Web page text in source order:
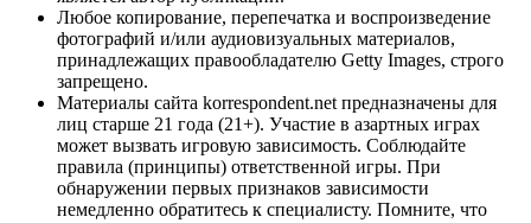
Любое копирование, перепечатка и воспроизведение
фотографий и/или аудиовизуальных материалов,
принадлежащих правообладателю Getty Images, строго
запрещено.
Материалы сайта korrespondent.net предназначены для
лиц старше 21 года (21+). Участие в азартных играх
может вызвать игровую зависимость. Соблюдайте
правила (принципы) ответственной игры. При
обнаружении первых признаков зависимости
немедленно обратитесь к специалисту. Помните, что